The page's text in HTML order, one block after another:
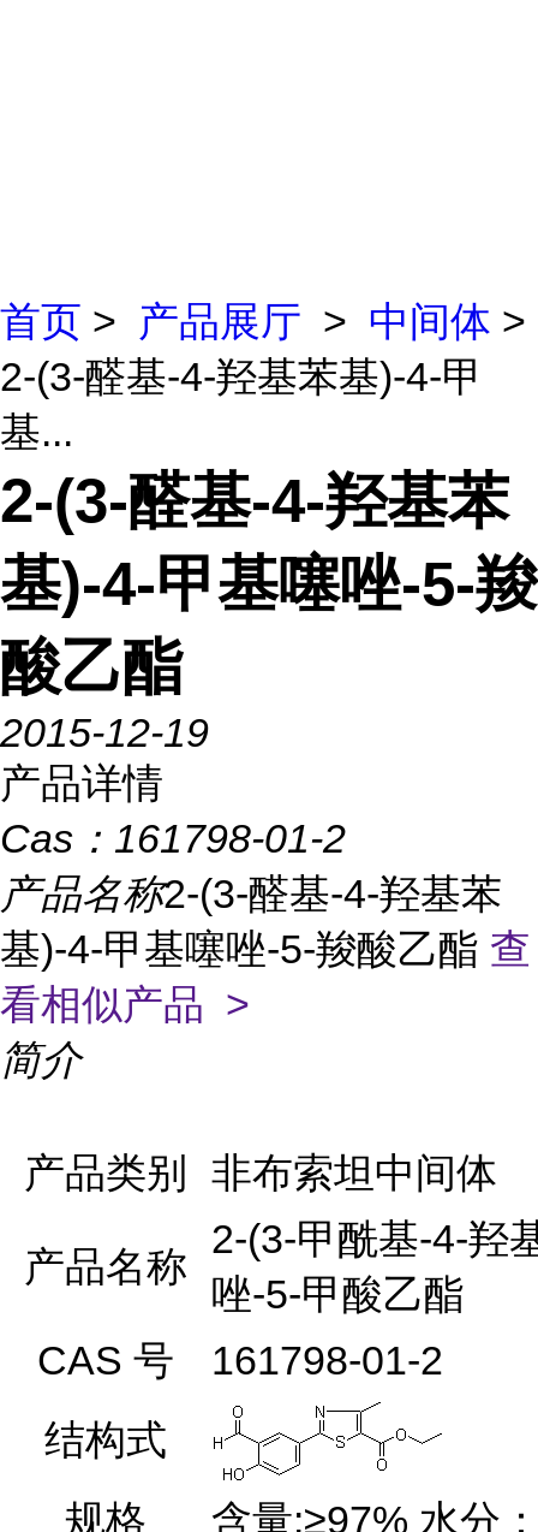
首页 > 产品展厅 > 中间体 >
2-(3-醛基-4-羟基苯基)-4-甲
基...
2-(3-醛基-4-羟基苯
基)-4-甲基噻唑-5-羧
酸乙酯
2015-12-19
产品详情
Cas： 161798-01-2
产品名称2-(3-醛基-4-羟基苯
基)-4-甲基噻唑-5-羧酸乙酯 查
看相似产品 >
简介
产品类别 非布索坦中间体
产品名称
2-(3-甲酰基-4-羟
唑-5-甲酸乙酯
CAS 号
161798-01-2
结构式
规格
含量:≥97% 水分